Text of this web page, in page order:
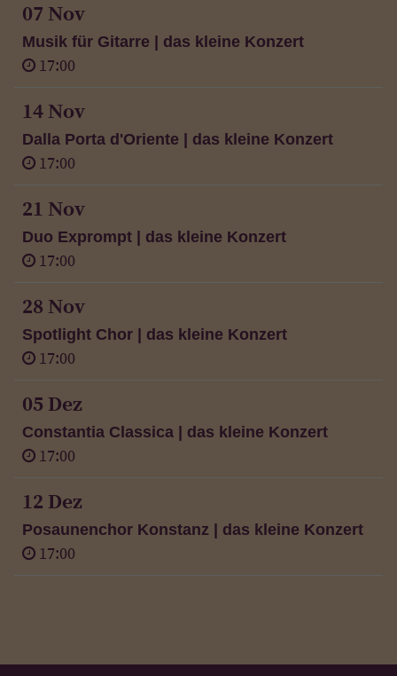
07 Nov
Musik für Gitarre | das kleine Konzert
17:00
14 Nov
Dalla Porta d'Oriente | das kleine Konzert
17:00
21 Nov
Duo Exprompt | das kleine Konzert
17:00
28 Nov
Spotlight Chor | das kleine Konzert
17:00
05 Dez
Constantia Classica | das kleine Konzert
17:00
12 Dez
Posaunenchor Konstanz | das kleine Konzert
17:00